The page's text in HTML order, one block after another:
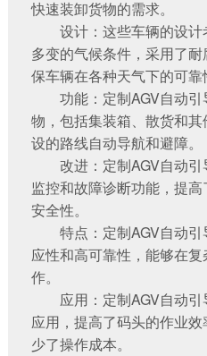
快速装卸货物的需求。
设计：这些车辆的设计
多变的气候条件，采用了
保车辆在各种天气下的可靠
功能：定制AGV自动引
物，包括集装箱、散货和
设的路线自动导航和避障。
改进：定制AGV自动引
监控和故障诊断功能，提
安全性。
特点：定制AGV自动引
应性和高可靠性，能够在
作。
应用：定制AGV自动引
应用，提高了码头的作业
少了操作成本。